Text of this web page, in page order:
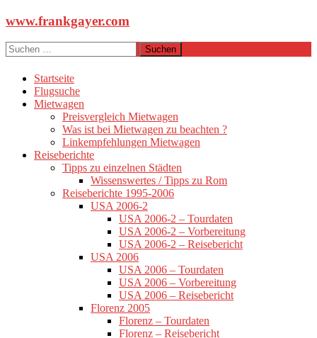
Zum
springen
www.frankgayer.com
Suchen
nach:
Startseite
Flugsuche
Mietwagen
Preisvergleich Mietwagen
Was ist bei Mietwagen zu beachten ?
Linkempfehlungen Mietwagen
Reiseberichte
Tipps zu einzelnen Städten
Wissenswertes / Tipps zu Rom
Reiseberichte 1995-2006
USA 2006-2
USA 2006-2 – Tourdaten
USA 2006-2 – Vorbereitung
USA 2006-2 – Reisebericht
USA 2006
USA 2006 – Tourdaten
USA 2006 – Vorbereitung
USA 2006 – Reisebericht
Florenz 2005
Florenz – Tourdaten
Florenz – Reisebericht